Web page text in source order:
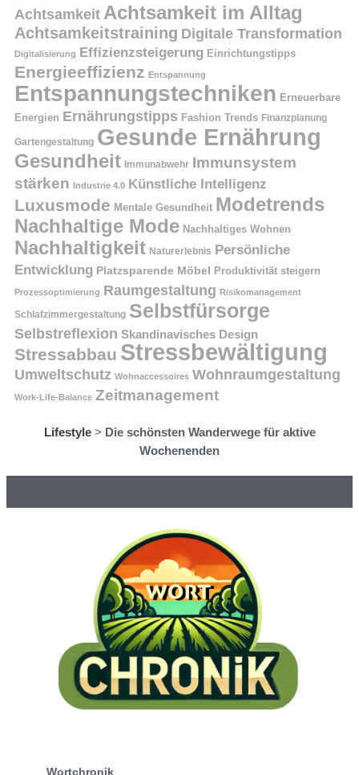
Achtsamkeit Achtsamkeit im Alltag
Achtsamkeitstraining Digitale Transformation
Digitalisierung Effizienzsteigerung Einrichtungstipps
Energieeffizienz Entspannung
Entspannungstechniken Erneuerbare
Energien Ernährungstipps Fashion Trends Finanzplanung
Gartengestaltung Gesunde Ernährung
Gesundheit Immunabwehr Immunsystem
stärken Industrie 4.0 Künstliche Intelligenz
Luxusmode Mentale Gesundheit Modetrends
Nachhaltige Mode Nachhaltiges Wohnen
Nachhaltigkeit Naturerlebnis Persönliche
Entwicklung Platzsparende Möbel Produktivität steigern
Prozessoptimierung Raumgestaltung Risikomanagement
Schlafzimmergestaltung Selbstfürsorge
Selbstreflexion Skandinavisches Design
Stressabbau Stressbewältigung
Umweltschutz Wohnaccessoires Wohnraumgestaltung
Work-Life-Balance Zeitmanagement
Lifestyle> Die schönsten Wanderwege für aktive
Wochenenden
Wortchronik